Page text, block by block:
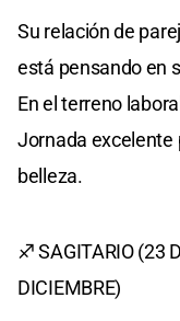
Su relación de
está pensando en
En el terreno
Jornada excelente
belleza.
♐ SAGITARIO (23
DICIEMBRE)